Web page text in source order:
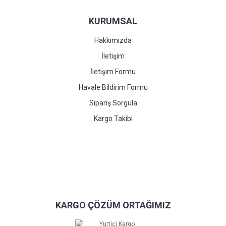
KURUMSAL
Hakkımızda
İletişim
İletişim Formu
Havale Bildirim Formu
Sipariş Sorgula
Kargo Takibi
KARGO ÇÖZÜM ORTAĞIMIZ